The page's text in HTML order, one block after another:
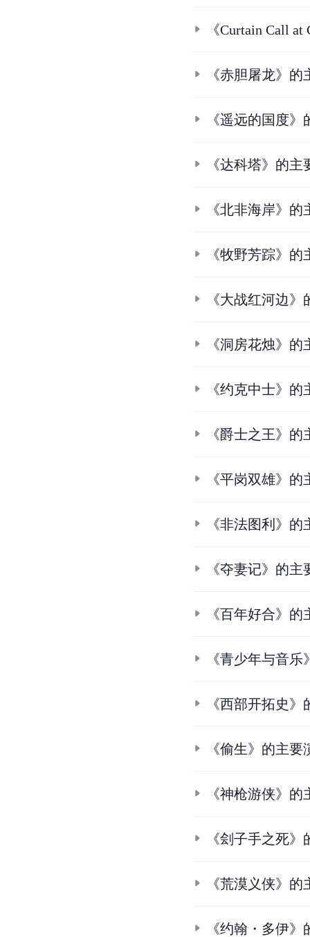
《Curtain Call
《赤胆屠龙》的
《遥远的国度
《达科塔》的主
《北非海岸》的
《牧野芳踪》的
《大战红河边
《洞房花烛》的
《约克中士》的
《爵士之王》的
《平岗双雄》的
《非法图利》的
《夺妻记》的主
《百年好合》的
《青少年与音
《西部开拓史
《偷生》的主要
《神枪游侠》的
《刽子手之死
《荒漠义侠》的
《约翰・多伊